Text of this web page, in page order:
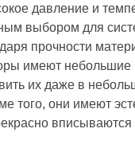
давление и
выбором для
прочности
имеют небольшие
их даже в
того, они имеют
вписываются